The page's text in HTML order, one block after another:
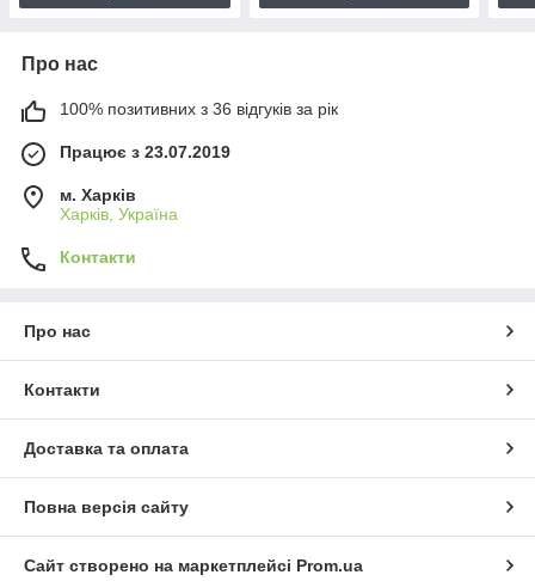
Про нас
100% позитивних з 36 відгуків за рік
Працює з 23.07.2019
м. Харків
Харків, Україна
Контакти
Про нас
Контакти
Доставка та оплата
Повна версія сайту
Сайт створено на маркетплейсі Prom.ua